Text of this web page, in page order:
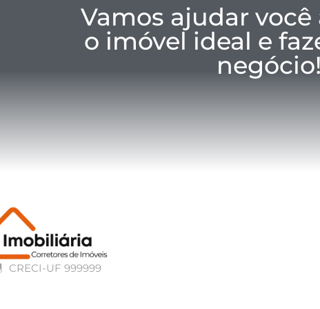
Vamos ajudar
o imóvel ideal e
negócio!
CRECI-UF 999999